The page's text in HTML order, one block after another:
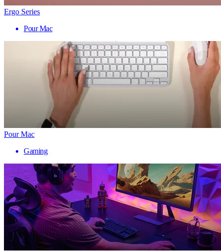
Ergo Series
Pour Mac
Pour Mac
Gaming